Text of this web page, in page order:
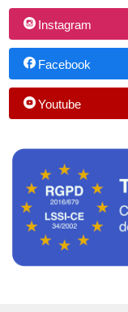
Instagram
Facebook
Youtube